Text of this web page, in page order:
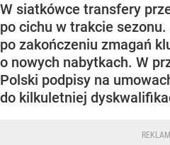
W siatkówce transfery
po cichu w trakcie sezonu.
po zakończeniu zmagań
o nowych nabytkach. W
Polski podpisy na
do kilkuletniej